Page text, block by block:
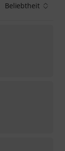
Beliebtheit